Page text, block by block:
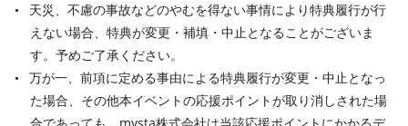
天災、不慮の事故などのやむを得ない事情により特典履行が行
えない場合、特典が変更・補填・中止となることがございま
す。予めご了承ください。
万が一、前項に定める事由による特典履行が変更・中止となっ
た場合、その他本イベントの応援ポイントが取り消しされた場